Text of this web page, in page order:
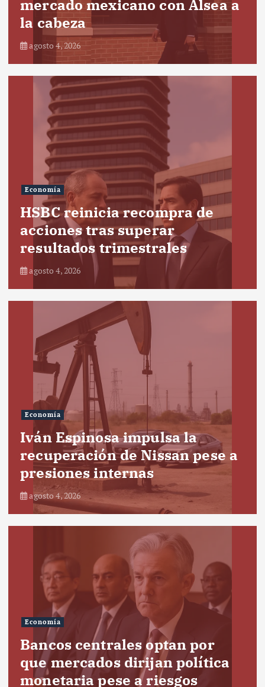
mercado mexicano con Alsea a
la cabeza
agosto 4, 2026
Economía
HSBC reinicia recompra de
acciones tras superar
resultados trimestrales
agosto 4, 2026
Economía
Iván Espinosa impulsa la
recuperación de Nissan pese a
presiones internas
agosto 4, 2026
Economía
Bancos centrales optan por
que mercados dirijan política
monetaria pese a riesgos